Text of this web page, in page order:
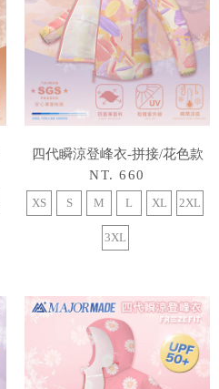
四代瞬涼登峰衣-拼接/花色款
NT. 660
XS S M L XL 2XL
3XL